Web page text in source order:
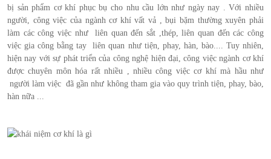
bị sản phẩm cơ khí phục bụ cho nhu cầu lớn như ngày nay . Với nhiều
người, công việc của ngành cơ khí vất vả , bụi bặm thường xuyên phải
làm các công việc như liên quan đến sắt ,thép, liên quan đến các công
việc gia công bằng tay liên quan như tiện, phay, hàn, bào.... Tuy nhiên,
hiện nay với sự phát triển của công nghệ hiện đại, công việc ngành cơ khí
được chuyên môn hóa rất nhiều , nhiều công việc cơ khí mà hầu như
người làm việc đã gần như không tham gia vào quy trình tiện, phay, bào,
hàn nữa ...